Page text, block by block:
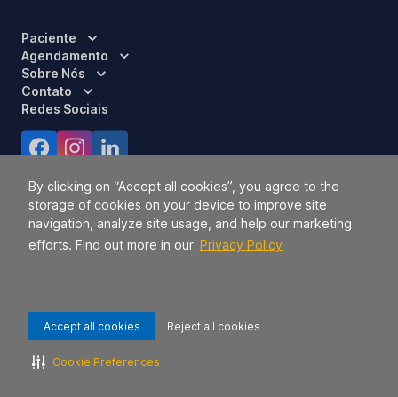
By clicking on “Accept all cookies”, you agree to the
storage of cookies on your device to improve site
navigation, analyze site usage, and help our marketing
efforts. Find out more in our Privacy Policy
Accept all cookies Reject all cookies
Cookie Preferences
Paciente
Agendamento
Sobre Nós
Contato
Redes Sociais
Responsável Técnico:Dra. Luci Mara Barbiero – CRM 120.433/SP
2026 TODOS OS DIREITOS RESERVADOS.